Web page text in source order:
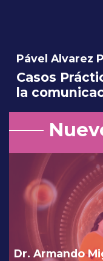
Pável Alvarez
Casos
la
Dr. Armando